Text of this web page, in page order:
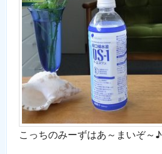
こっちのみーずはあ～まいぞ～♪